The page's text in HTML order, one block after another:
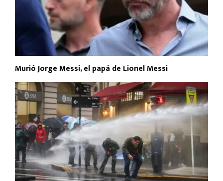
Murió Jorge Messi, el papá de Lionel Messi